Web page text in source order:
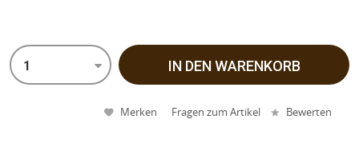
1 IN DEN WARENKORB
Merken Fragen zum Artikel Bewerten